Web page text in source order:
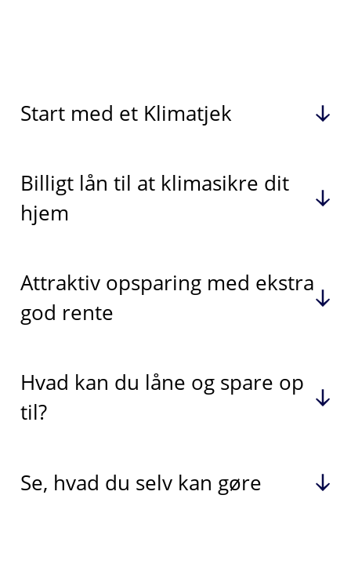
Start med et Klimatjek
Billigt lån til at klimasikre dit
hjem
Attraktiv opsparing med ekstra
god rente
Hvad kan du låne og spare op
til?
Se, hvad du selv kan gøre